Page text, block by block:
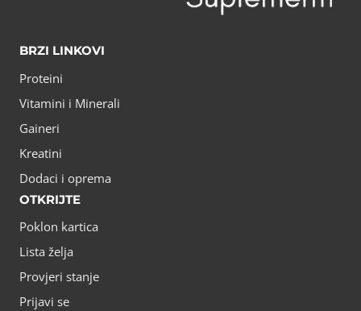
BRZI LINKOVI
Proteini
Vitamini i Minerali
Gaineri
Kreatini
Dodaci i oprema
OTKRIJTE
Poklon kartica
Lista želja
Provjeri stanje
Prijavi se